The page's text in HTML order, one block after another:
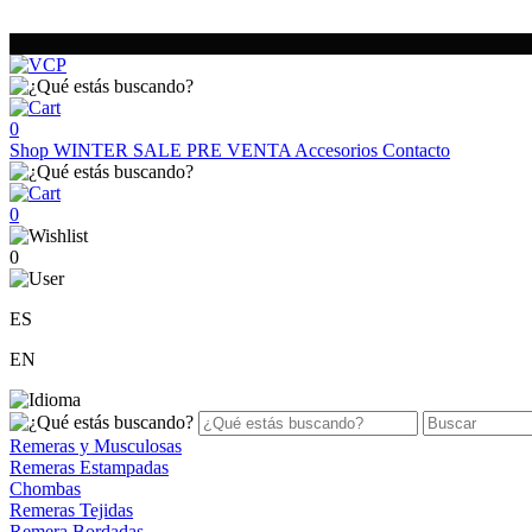
0
Shop WINTER SALE PRE VENTA Accesorios Contacto
0
0
ES
EN
Remeras y Musculosas
Remeras Estampadas
Chombas
Remeras Tejidas